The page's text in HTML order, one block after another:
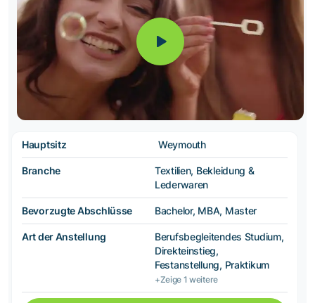
Hauptsitz Weymouth
Branche
Textilien, Bekleidung &
Lederwaren
Bevorzugte Abschlüsse Bachelor, MBA, Master
Art der Anstellung
Berufsbegleitendes Studium,
Direkteinstieg,
Festanstellung, Praktikum
+Zeige 1 weitere